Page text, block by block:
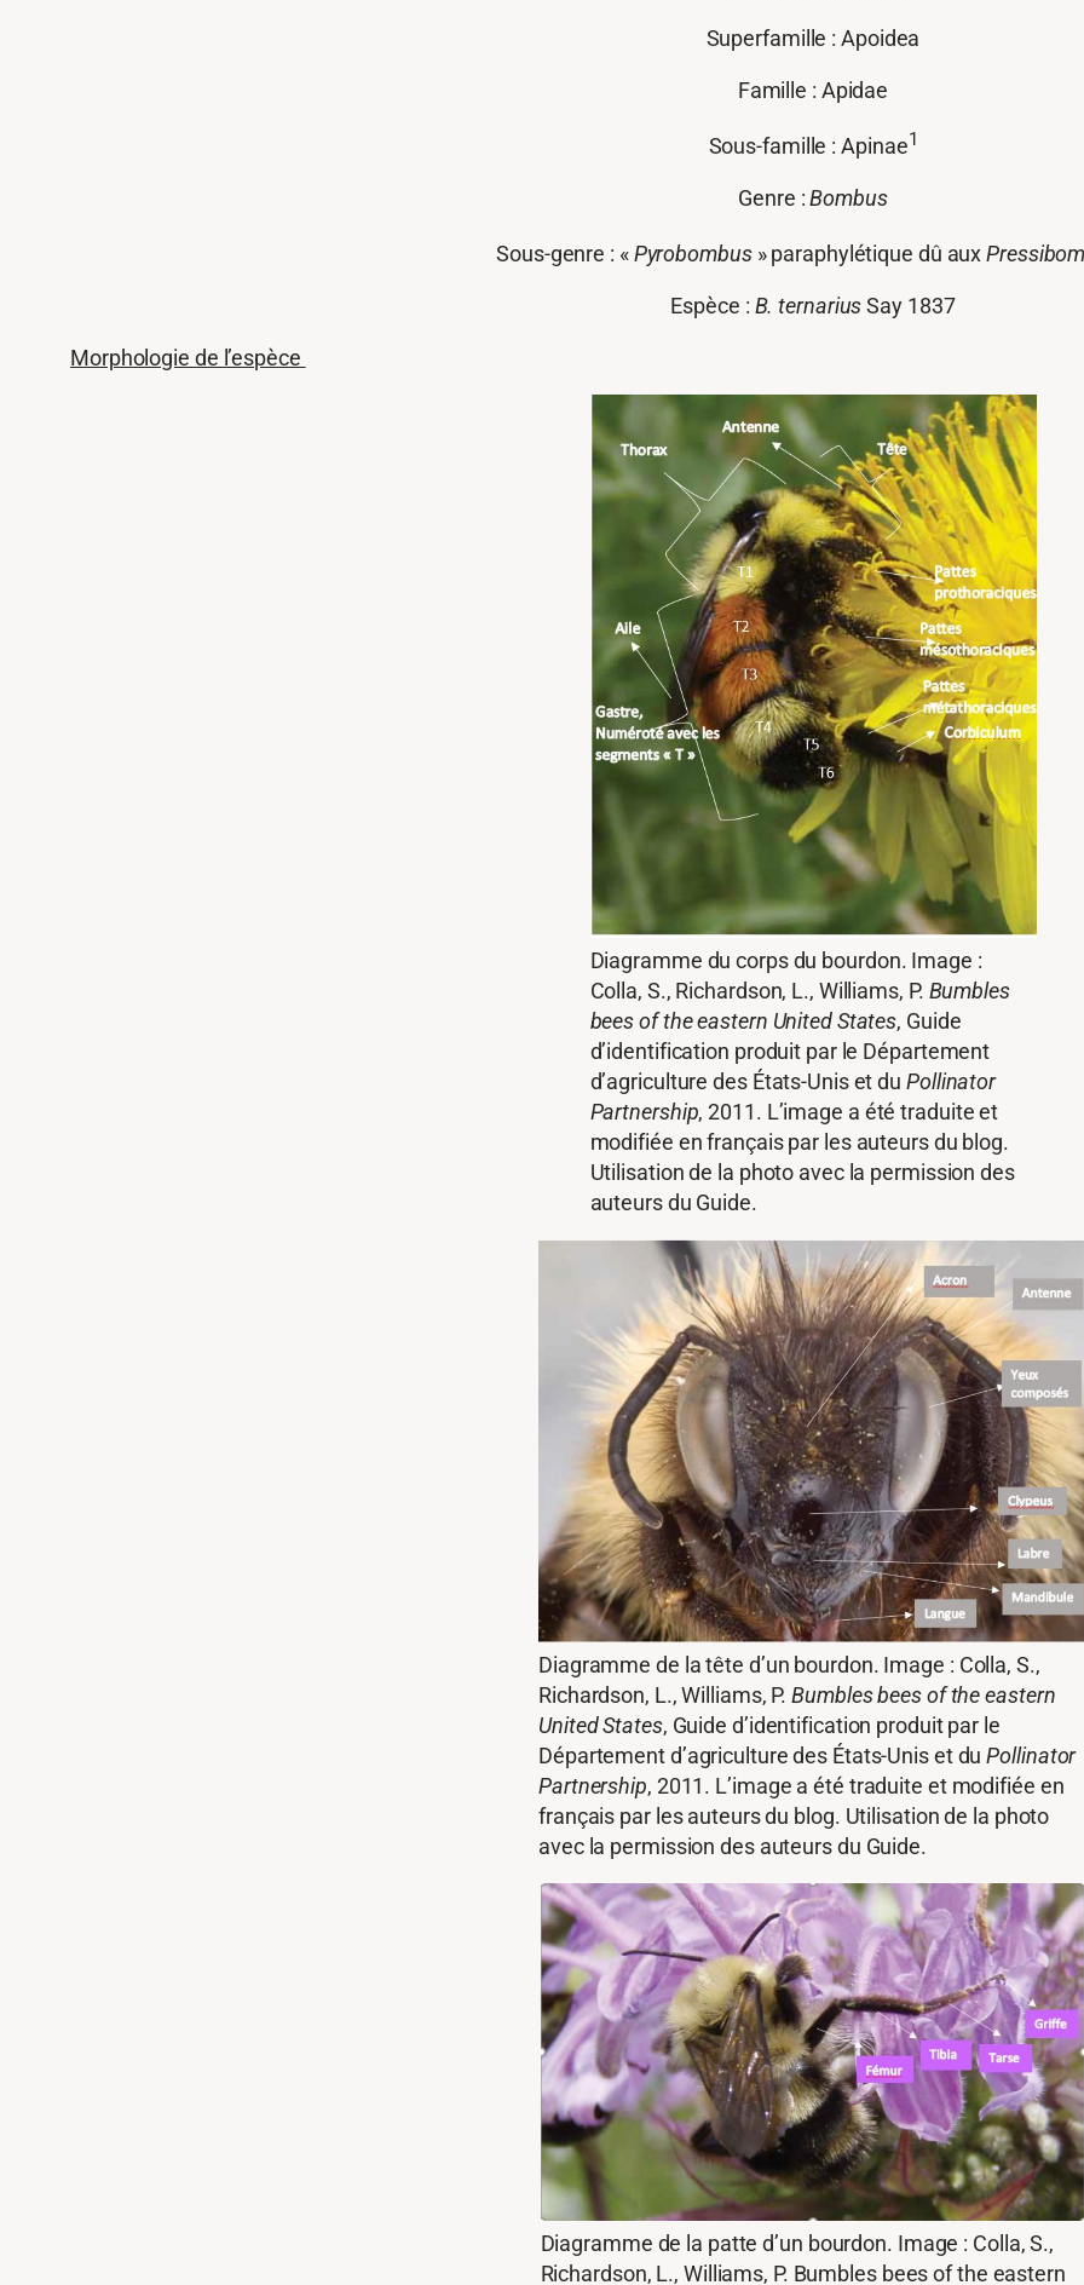
Superfamille : Apoidea
Famille : Apidae
Sous-famille : Apinae1
Genre :Bombus
Sous-genre : «Pyrobombus» paraphylétique dû aux
Espèce : B. ternariusSay 1837
Morphologie de l’espèce
Diagramme du corps du bourdon. Image :
Colla, S., Richardson, L., Williams, P. Bumbles
bees of the eastern United States, Guide
d’identification produit par le Département
d’agriculture des États-Unis et du Pollinator
Partnership, 2011. L’image a été traduite et
modifiée en français par les auteurs du blog.
Utilisation de la photo avec la permission des
auteurs du Guide.
Diagramme de la tête d’un bourdon. Image : Colla, S.,
Richardson, L., Williams, P.Bumbles bees of the eastern
United States, Guide d’identification produit par le
Département d’agriculture des États-Unis et duPollinator
Partnership, 2011. L’image a été traduite et modifiée en
français par les auteurs du blog. Utilisation de la photo
avec la permission des auteurs du Guide.
Diagramme de la patte d’un bourdon. Image : Colla, S.,
Richardson, L., Williams, P. Bumbles bees of the eastern